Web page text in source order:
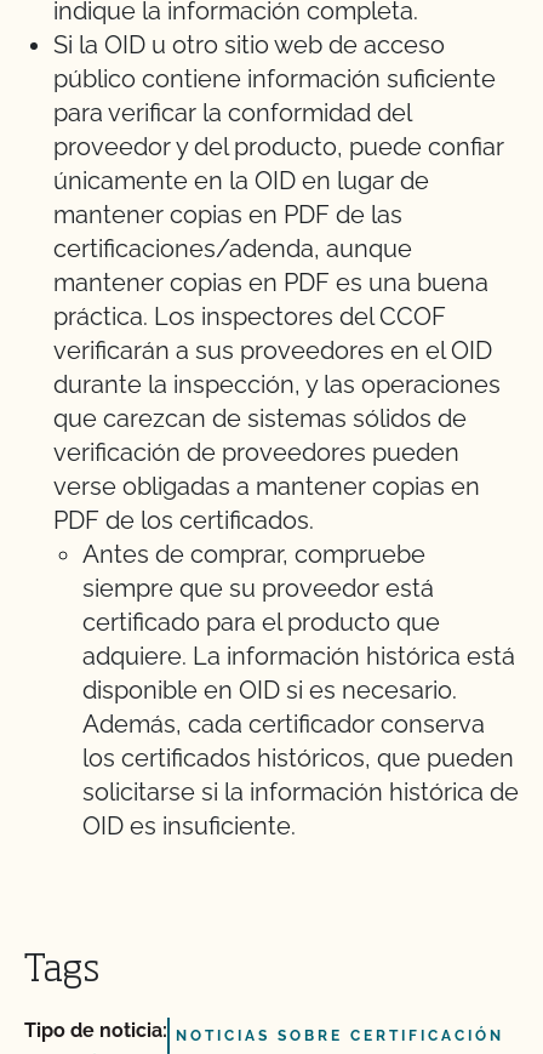
indique la información completa.
Si la OID u otro sitio web de acceso
público contiene información suficiente
para verificar la conformidad del
proveedor y del producto, puede confiar
únicamente en la OID en lugar de
mantener copias en PDF de las
certificaciones/adenda, aunque
mantener copias en PDF es una buena
práctica. Los inspectores del CCOF
verificarán a sus proveedores en el OID
durante la inspección, y las operaciones
que carezcan de sistemas sólidos de
verificación de proveedores pueden
verse obligadas a mantener copias en
PDF de los certificados.
Antes de comprar, compruebe
siempre que su proveedor está
certificado para el producto que
adquiere. La información histórica está
disponible en OID si es necesario.
Además, cada certificador conserva
los certificados históricos, que pueden
solicitarse si la información histórica de
OID es insuficiente.
Tags
Tipo de noticia: NOTICIAS SOBRE CERTIFICACIÓN